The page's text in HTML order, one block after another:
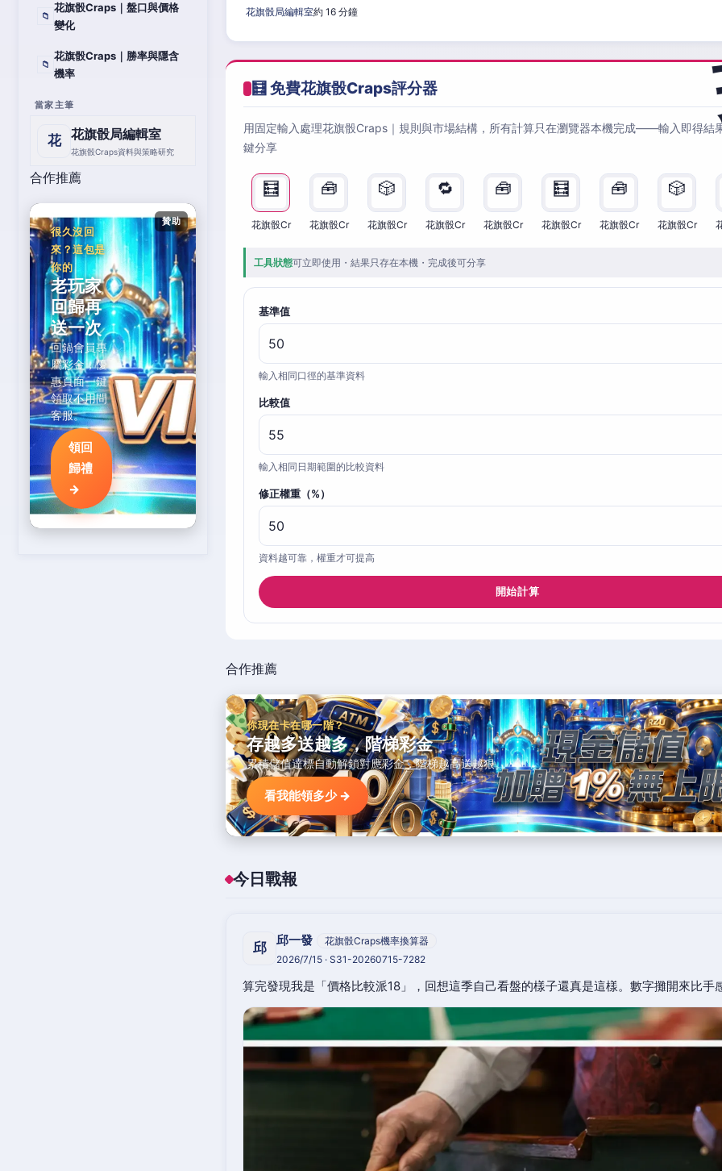
📁
花旗骰Craps｜盤口與價格
變化
📁
花旗骰Craps｜勝率與隱含
機率
當家主筆
花 花旗骰局編輯室
花旗骰Craps資料與策略研究
合作推薦
贊助
很久沒回
來？這包是
你的
老玩家
回歸再
送一次
回鍋會員專
屬彩金，優
惠頁面一鍵
領取不用問
客服。
領回
歸禮
→
花旗骰局編輯室約 16 分鐘
🧮 免費花旗骰Craps評分器
用固定輸入處理花旗骰Craps｜規則與市場結構，所有計算只在瀏覽器本機完成——輸入即得結
鍵分享
🧮
花旗骰Cr
🧰
花旗骰Cr
🎲
花旗骰Cr
🔁
花旗骰Cr
🧰
花旗骰Cr
🧮
花旗骰Cr
🧰
花旗骰Cr
🎲
花旗骰Cr
工具狀態可立即使用・結果只存在本機・完成後可分享
基準值
輸入相同口徑的基準資料
比較值
輸入相同日期範圍的比較資料
修正權重（%）
資料越可靠，權重才可提高
開始計算
合作推薦
你現在卡在哪一階？
存越多送越多，階梯彩金
累積儲值達標自動解鎖對應彩金，階梯越高送越狠。
看我能領多少 →
今日戰報
邱 邱一發
花旗骰Craps機率換算器
2026/7/15 · S31-20260715-7282
算完發現我是「價格比較派18」，回想這季自己看盤的樣子還真是這樣。數字攤開來比手